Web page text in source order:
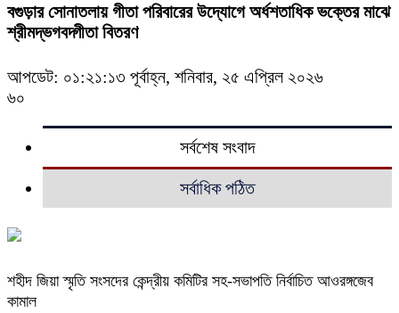
বগুড়ার সোনাতলায় গীতা পরিবারের উদ্যোগে অর্ধশতাধিক ভক্তের মাঝে
শ্রীমদ্ভগবদ্গীতা বিতরণ
আপডেট: ০১:২১:১৩ পূর্বাহ্ন, শনিবার, ২৫ এপ্রিল ২০২৬
৬০
সর্বশেষ সংবাদ
সর্বাধিক পঠিত
শহীদ জিয়া স্মৃতি সংসদের কেন্দ্রীয় কমিটির সহ-সভাপতি নির্বাচিত আওরঙ্গজেব
কামাল